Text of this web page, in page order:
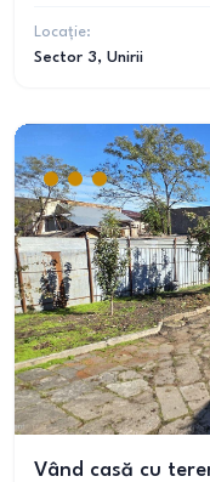
Locație:
Sector 3, Unirii
Vând casă cu